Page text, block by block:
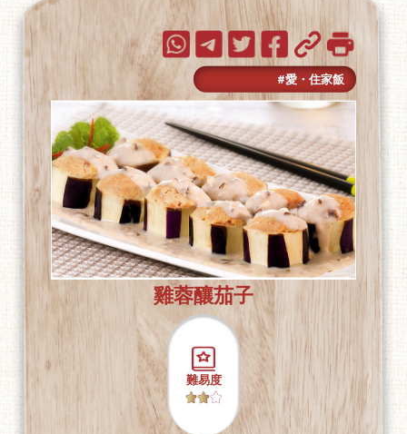
#愛・住家飯
雞蓉釀茄子
難易度